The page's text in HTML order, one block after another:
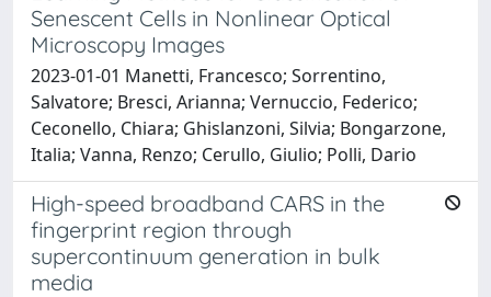
Senescent Cells in Nonlinear Optical
Microscopy Images
2023-01-01 Manetti, Francesco; Sorrentino,
Salvatore; Bresci, Arianna; Vernuccio, Federico;
Ceconello, Chiara; Ghislanzoni, Silvia; Bongarzone,
Italia; Vanna, Renzo; Cerullo, Giulio; Polli, Dario
High-speed broadband CARS in the
fingerprint region through
supercontinuum generation in bulk
media